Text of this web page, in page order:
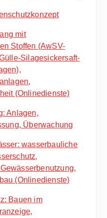
mit
Stoffen (AwSV-
Silagesickersaft-
(Onlinedienste)
Anlagen,
Überwachung
wasserbauliche
(Onlinedienste)
Bauen im